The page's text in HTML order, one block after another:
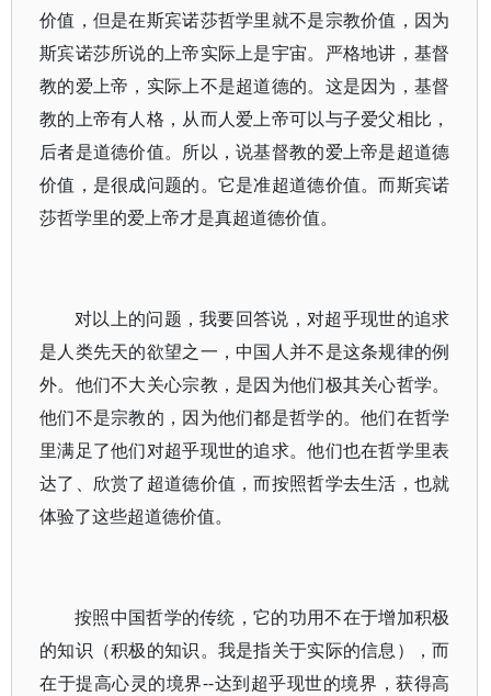
价值，但是在斯宾诺莎哲学里就不是宗教价值，因为
斯宾诺莎所说的上帝实际上是宇宙。严格地讲，基督
教的爱上帝，实际上不是超道德的。这是因为，基督
教的上帝有人格，从而人爱上帝可以与子爱父相比，
后者是道德价值。所以，说基督教的爱上帝是超道德
价值，是很成问题的。它是准超道德价值。而斯宾诺
莎哲学里的爱上帝才是真超道德价值。
对以上的问题，我要回答说，对超乎现世的追求
是人类先天的欲望之一，中国人并不是这条规律的例
外。他们不大关心宗教，是因为他们极其关心哲学。
他们不是宗教的，因为他们都是哲学的。他们在哲学
里满足了他们对超乎现世的追求。他们也在哲学里表
达了、欣赏了超道德价值，而按照哲学去生活，也就
体验了这些超道德价值。
按照中国哲学的传统，它的功用不在于增加积极
的知识（积极的知识。我是指关于实际的信息），而
在于提高心灵的境界--达到超乎现世的境界，获得高